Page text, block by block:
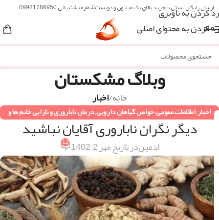
رد کردن به ناوبری
رد کردن به محتوای اصلی
ارسال رایگان پستی با خرید بالای یک میلیون و دویستشماره پشتیبانی 09981786950
منو
وبلاگ مشکستان
خانه/اخبار
اخبار,اطلاعات عمومی,خواص گیاهان دارویی,درمان ناباروری و نازایی خانم ها و
آقایان همه مقالات
دیگر نگران ناباروری آقایان نباشید
ادمیندر تاریخ مهر 2, 1402 12